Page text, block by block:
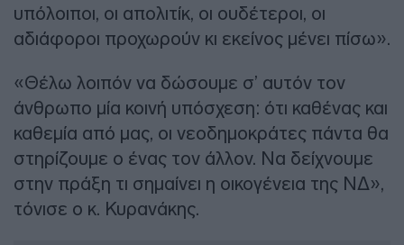
υπόλοιποι, οι απολιτίκ, οι ουδέτεροι, οι
αδιάφοροι προχωρούν κι εκείνος μένει πίσω».
«Θέλω λοιπόν να δώσουμε σ’ αυτόν τον
άνθρωπο μία κοινή υπόσχεση: ότι καθένας και
καθεμία από μας, οι νεοδημοκράτες πάντα θα
στηρίζουμε ο ένας τον άλλον. Να δείχνουμε
στην πράξη τι σημαίνει η οικογένεια της ΝΔ»,
τόνισε ο κ. Κυρανάκης.